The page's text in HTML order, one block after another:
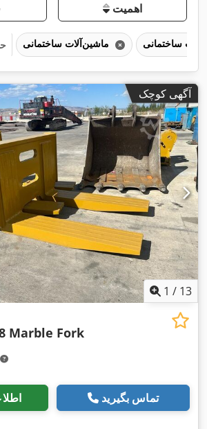
اهمیت
آگهی کوچک
1 / 13
Marble Fork
تماس بگیرید